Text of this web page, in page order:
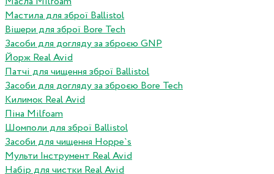
Мастила для зброї Ballistol
Вішери для зброї Bore Tech
Засоби для догляду за зброєю GNP
Йорж Real Avid
Патчі для чищення зброї Ballistol
Засоби для догляду за зброєю Bore Tech
Килимок Real Avid
Піна Milfoam
Шомполи для зброї Ballistol
Засоби для чищення Hoppe`s
Мульти Інструмент Real Avid
Набір для чистки Real Avid